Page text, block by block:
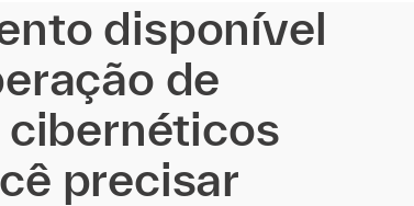
disponível
de
precisar